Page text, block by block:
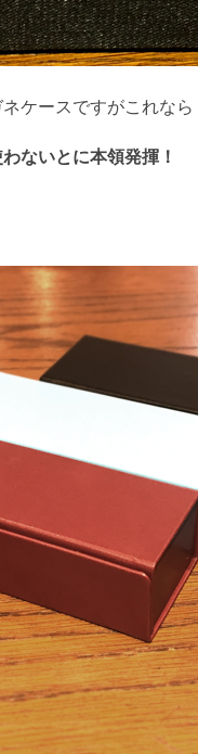
ケースですがこれなら
ないとに本領発揮！